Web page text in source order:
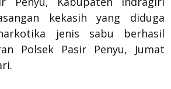
kekasih yang diduga
jenis sabu berhasil
Polsek Pasir Penyu, Jumat